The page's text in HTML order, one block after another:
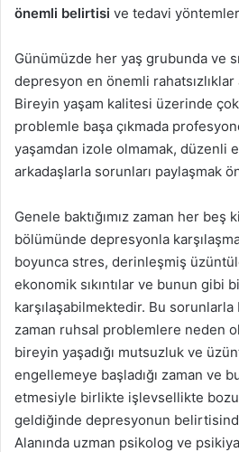
-
e
r
e
k
önemli belirtisi ve tedavi
Günümüzde her yaş grubunda ve
depresyon en önemli rahatsızlıklar
Bireyin yaşam kalitesi üzerinde
problemle başa çıkmada
yaşamdan izole olmamak, düzenli
arkadaşlarla sorunları paylaşmak
Genele baktığımız zaman her beş
bölümünde depresyonla
boyunca stres, derinleşmiş
ekonomik sıkıntılar ve bunun gibi
karşılaşabilmektedir. Bu sorunlarla
zaman ruhsal problemlere neden
bireyin yaşadığı mutsuzluk ve
engellemeye başladığı zaman ve
etmesiyle birlikte işlevsellikte
geldiğinde depresyonun
Alanında uzman psikolog ve